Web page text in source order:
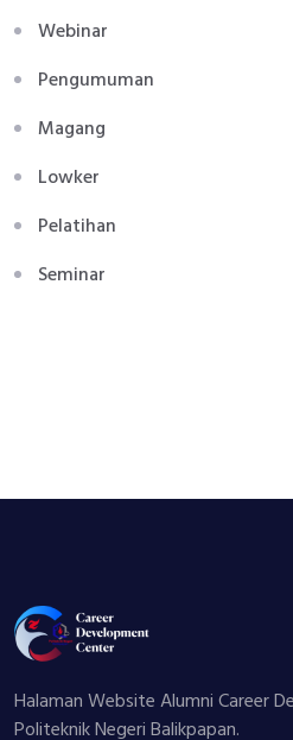
Webinar
Pengumuman
Magang
Lowker
Pelatihan
Seminar
Halaman Website Alumni Career
Politeknik Negeri Balikpapan.